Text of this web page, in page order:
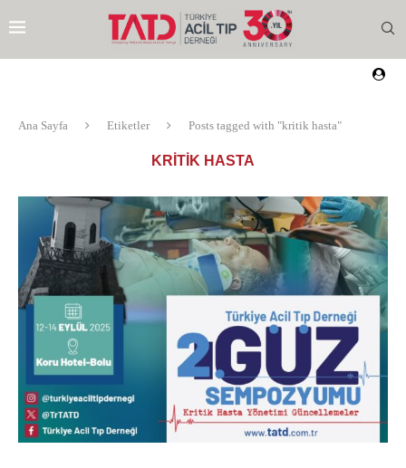
Ana Sayfa Etiketler Posts tagged with "kritik hasta"
KRITIK HASTA